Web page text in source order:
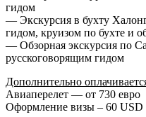
гидом
— Экскурсия в бухту
гидом, круизом по бухте и
— Обзорная экскурсия по
русскоговорящим гидом
Дополнительно
Авиаперелет — от 730 евро
Оформление визы – 60 USD